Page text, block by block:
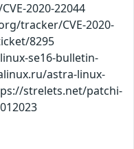
2020-22044
tracker/CVE-2020-
8295
se16-bulletin-
astra-linux-
strelets.net/patchi-